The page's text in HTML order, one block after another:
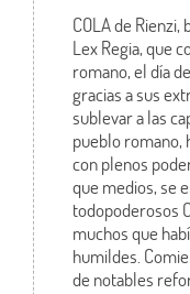
COLA de
Lex Regia, que
romano, el día
gracias a sus
sublevar a las
pueblo romano,
con plenos
que medios, se
todopoderosos
muchos que
humildes.
de notables